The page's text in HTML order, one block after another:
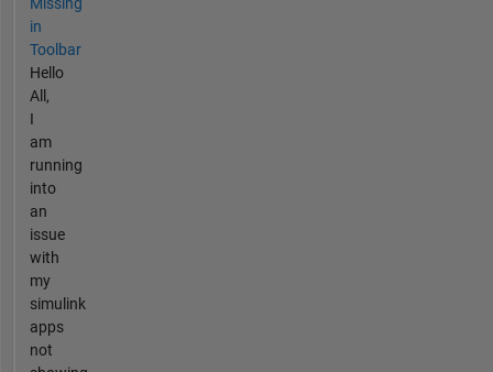
Missing
in
Toolbar
Hello
All,
I
am
running
into
an
issue
with
my
simulink
apps
not